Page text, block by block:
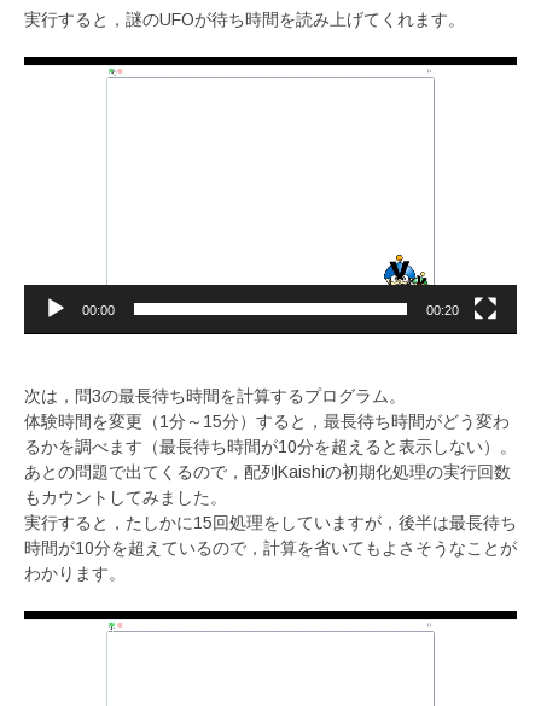
実行すると，謎のUFOが待ち時間を読み上げてくれます。
動
00:00 00:20
次は，問3の最長待ち時間を計算するプログラム。
体験時間を変更（1分～15分）すると，最長待ち時間がどう変わ
るかを調べます（最長待ち時間が10分を超えると表示しない）。
あとの問題で出てくるので，配列Kaishiの初期化処理の実行回数
もカウントしてみました。
実行すると，たしかに15回処理をしていますが，後半は最長待ち
時間が10分を超えているので，計算を省いてもよさそうなことが
わかります。
動